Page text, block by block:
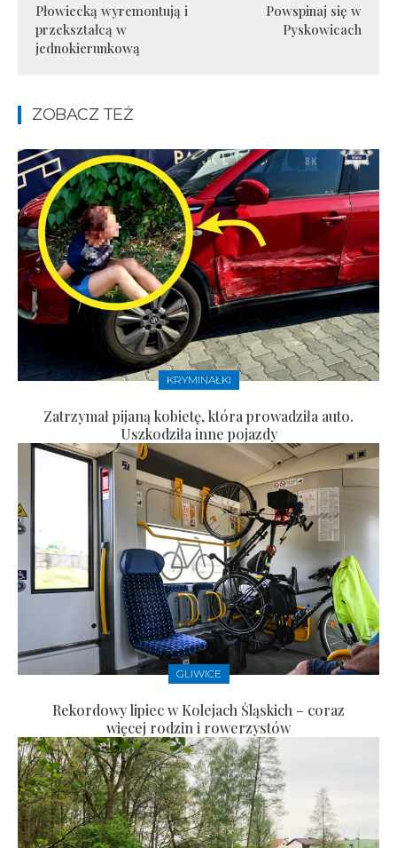
Płowiecką wyremontują i
przekształcą w
jednokierunkową
Powspinaj się w
Pyskowicach
ZOBACZ TEŻ
KRYMINAŁKI
Zatrzymał pijaną kobietę, która prowadziła auto.
Uszkodziła inne pojazdy
GLIWICE
Rekordowy lipiec w Kolejach Śląskich – coraz
więcej rodzin i rowerzystów